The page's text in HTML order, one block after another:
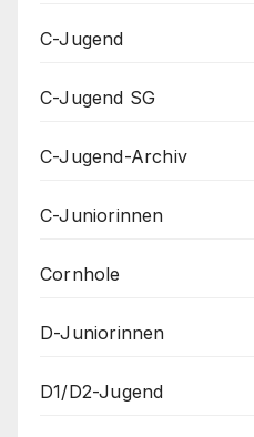
C-Jugend
C-Jugend SG
C-Jugend-Archiv
C-Juniorinnen
Cornhole
D-Juniorinnen
D1/D2-Jugend